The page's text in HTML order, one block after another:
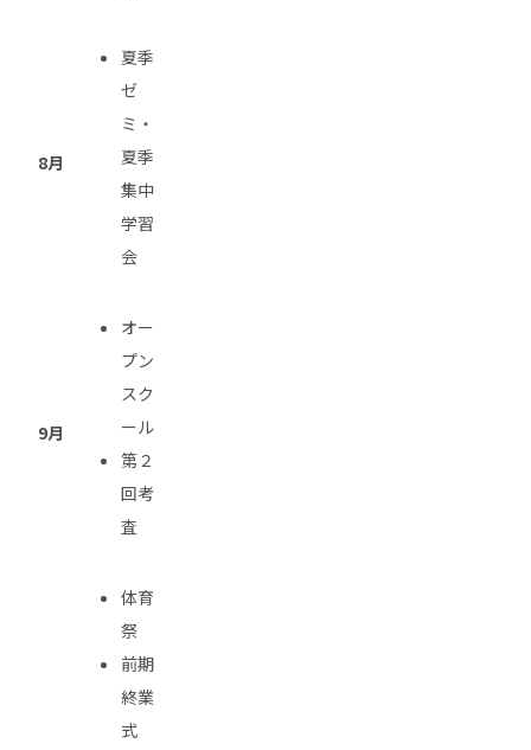
8月
夏季
ゼ
ミ・
夏季
集中
学習
会
9月
オー
プン
スク
ール
第２
回考
査
体育
祭
前期
終業
式